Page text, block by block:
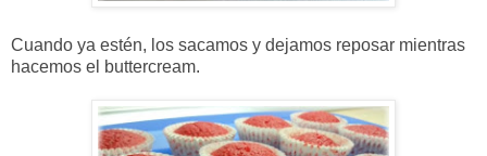
Cuando ya estén, los sacamos y dejamos reposar mientras
hacemos el buttercream.